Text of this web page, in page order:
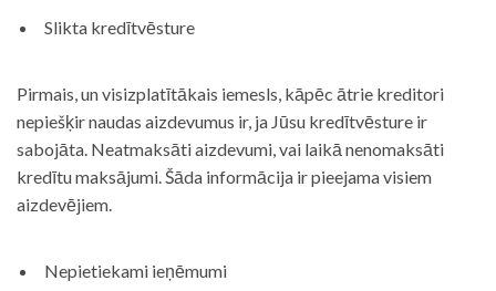
Slikta kredītvēsture
Pirmais, un visizplatītākais iemesls, kāpēc ātrie kreditori
nepiešķir naudas aizdevumus ir, ja Jūsu kredītvēsture ir
sabojāta. Neatmaksāti aizdevumi, vai laikā nenomaksāti
kredītu maksājumi. Šāda informācija ir pieejama visiem
aizdevējiem.
Nepietiekami ieņēmumi